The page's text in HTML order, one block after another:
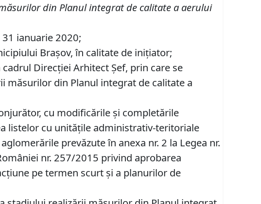
din Planul integrat de calitate a aerului
ianuarie 2020;
Braşov, în calitate de inițiator;
Direcţiei Arhitect Șef, prin care se
măsurilor din Planul integrat de calitate a
cu modificările şi completările
listelor cu unităţile administrativ-teritoriale
prevăzute în anexa nr. 2 la Legea nr.
nr. 257/2015 privind aprobarea
pe termen scurt şi a planurilor de